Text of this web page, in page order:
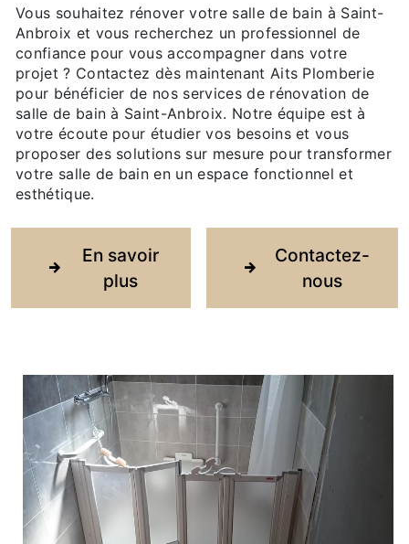
Vous souhaitez rénover votre salle de bain à Saint-
Anbroix et vous recherchez un professionnel de
confiance pour vous accompagner dans votre
projet ? Contactez dès maintenant Aits Plomberie
pour bénéficier de nos services de rénovation de
salle de bain à Saint-Anbroix. Notre équipe est à
votre écoute pour étudier vos besoins et vous
proposer des solutions sur mesure pour transformer
votre salle de bain en un espace fonctionnel et
esthétique.
En savoir
plus
Contactez-
nous